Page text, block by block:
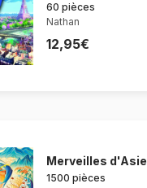
60 pièces
Nathan
12,95€
Merveilles d'Asie
1500 pièces